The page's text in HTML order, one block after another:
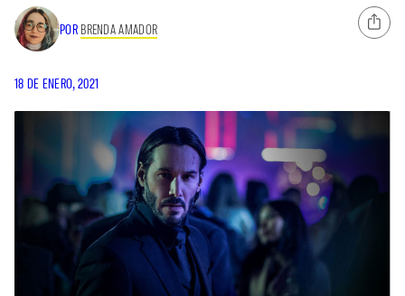
POR BRENDA AMADOR
18 DE ENERO, 2021